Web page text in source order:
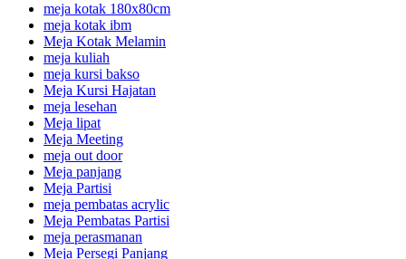
meja kotak 180x80cm
meja kotak ibm
Meja Kotak Melamin
meja kuliah
meja kursi bakso
Meja Kursi Hajatan
meja lesehan
Meja lipat
Meja Meeting
meja out door
Meja panjang
Meja Partisi
meja pembatas acrylic
Meja Pembatas Partisi
meja perasmanan
Meja Persegi Panjang